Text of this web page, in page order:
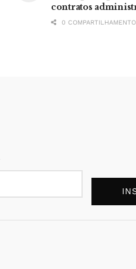
contratos
0